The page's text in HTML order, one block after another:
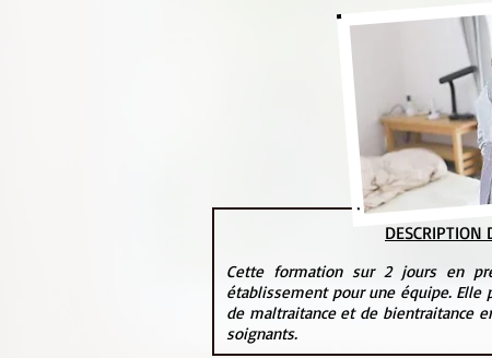
DESCRIPTION
Cette formation sur 2 jours en
établissement pour une équipe.
de maltraitance et de bientraitance
soignants.